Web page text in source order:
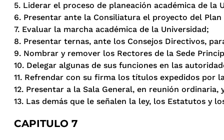
5. Liderar el proceso de planeación académica de la
6. Presentar ante la Consiliatura el proyecto del
7. Evaluar la marcha académica de la Universidad;
8. Presentar ternas, ante los Consejos Directivos,
9. Nombrar y remover los Rectores de la Sede
10. Delegar algunas de sus funciones en las
11. Refrendar con su firma los títulos expedidos por
12. Presentar a la Sala General, en reunión
13. Las demás que le señalen la ley, los Estatutos y
CAPITULO 7